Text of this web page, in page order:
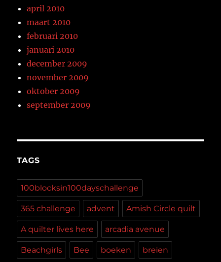
april 2010
maart 2010
februari 2010
januari 2010
december 2009
november 2009
oktober 2009
september 2009
TAGS
100blocksin100dayschallenge
365 challenge advent Amish Circle quilt
A quilter lives here arcadia avenue
Beachgirls Bee boeken breien